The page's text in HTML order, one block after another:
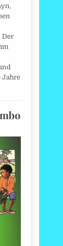
Der
Jahre